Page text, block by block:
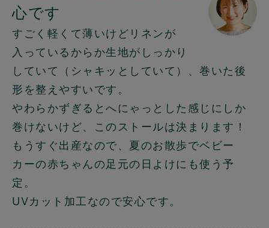
心です
すごく軽くて薄いけどリネンが
入っているからか生地がしっかり
していて（シャキッとしていて）、巻いた後
形を整えやすいです。
やわらかずぎるとへにゃっとした感じにしか
巻けないけど、このストールは決まります！
もうすぐ出産なので、夏のお散歩でベビー
カーの赤ちゃんの足元の日よけにも使う予
定。
UVカット加工なので安心です。